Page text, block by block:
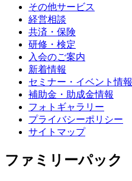
その他サービス
経営相談
共済・保険
研修・検定
入会のご案内
新着情報
セミナー・イベント情報
補助金・助成金情報
フォトギャラリー
プライバシーポリシー
サイトマップ
ファミリーパック